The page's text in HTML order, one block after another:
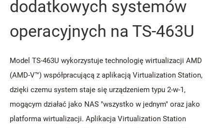
dodatkowych systemów
operacyjnych na TS-463U
Model TS-463U wykorzystuje technologię wirtualizacji AMD
(AMD-V™) współpracującą z aplikacją Virtualization Station,
dzięki czemu system staje się urządzeniem typu 2-w-1,
mogącym działać jako NAS "wszystko w jednym" oraz jako
platforma wirtualizacji. Aplikacja Virtualization Station